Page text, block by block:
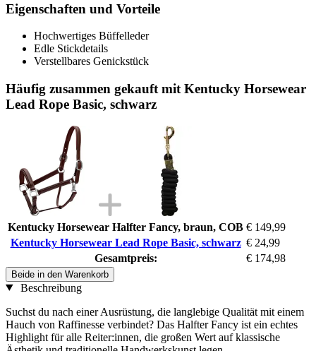
Eigenschaften und Vorteile
Hochwertiges Büffelleder
Edle Stickdetails
Verstellbares Genickstück
Häufig zusammen gekauft mit Kentucky Horsewear
Lead Rope Basic, schwarz
Kentucky Horsewear Halfter Fancy, braun, COB € 149,99
Kentucky Horsewear Lead Rope Basic, schwarz € 24,99
Gesamtpreis:
€ 174,98
Beide in den Warenkorb
Beschreibung
Suchst du nach einer Ausrüstung, die langlebige Qualität mit einem
Hauch von Raffinesse verbindet? Das Halfter Fancy ist ein echtes
Highlight für alle Reiter:innen, die großen Wert auf klassische